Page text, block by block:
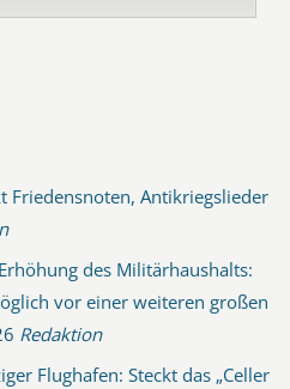
Friedensnoten, Antikriegslieder
des Militärhaushalts:
vor einer weiteren großen
Redaktion
Flughafen: Steckt das „Celler